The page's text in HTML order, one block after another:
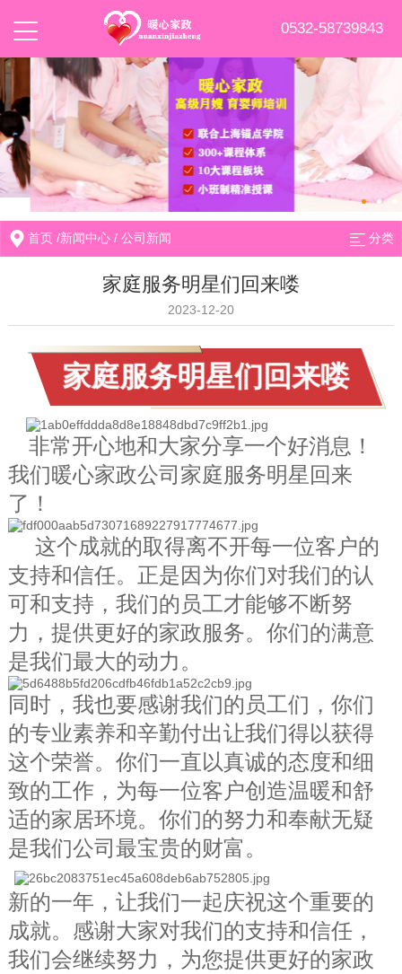
0532-58739843
首页 /新闻中心 /公司新闻 分类
家庭服务明星们回来喽
2023-12-20
家庭服务明星们回来喽
非常开心地和大家分享一个好消息！
我们暖心家政公司家庭服务明星回来
了！
这个成就的取得离不开每一位客户的
支持和信任。正是因为你们对我们的认
可和支持，我们的员工才能够不断努
力，提供更好的家政服务。你们的满意
是我们最大的动力。
同时，我也要感谢我们的员工们，你们
的专业素养和辛勤付出让我们得以获得
这个荣誉。你们一直以真诚的态度和细
致的工作，为每一位客户创造温暖和舒
适的家居环境。你们的努力和奉献无疑
是我们公司最宝贵的财富。
新的一年，让我们一起庆祝这个重要的
成就。感谢大家对我们的支持和信任，
我们会继续努力，为您提供更好的家政